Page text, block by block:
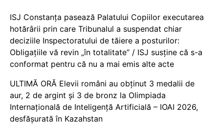
ISJ Constanța pasează Palatului Copiilor executarea
hotărârii prin care Tribunalul a suspendat chiar
deciziile Inspectoratului de tăiere a posturilor:
Obligațiile vă revin „în totalitate” / ISJ susține că s-a
conformat pentru că nu a mai emis alte acte
ULTIMĂ ORĂ Elevii români au obținut 3 medalii de
aur, 2 de argint și 3 de bronz la Olimpiada
Internațională de Inteligență Artificială – IOAI 2026,
desfășurată în Kazahstan